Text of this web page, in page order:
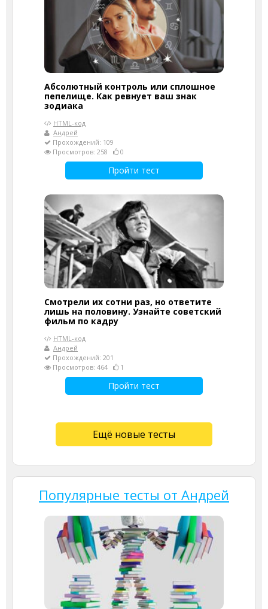
Абсолютный контроль или сплошное
пепелище. Как ревнует ваш знак
зодиака
HTML-код
Андрей
Прохождений: 109
Просмотров: 258
0
Пройти тест
Смотрели их сотни раз, но ответите
лишь на половину. Узнайте советский
фильм по кадру
HTML-код
Андрей
Прохождений: 201
Просмотров: 464
1
Пройти тест
Ещё новые тесты
Популярные тесты от Андрей